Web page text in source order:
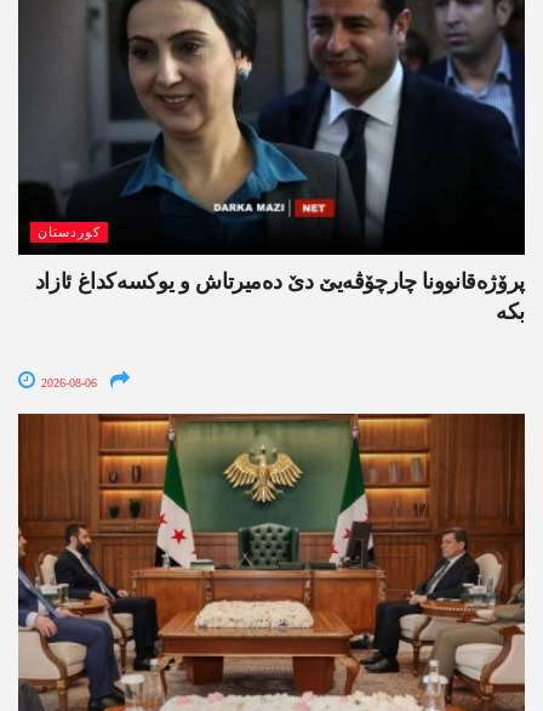
کوردستان
پرۆژەقانوونا چارچۆڤەیێ دێ دەمیرتاش و یوکسەکداغ ئازاد
بکە
2026-08-06